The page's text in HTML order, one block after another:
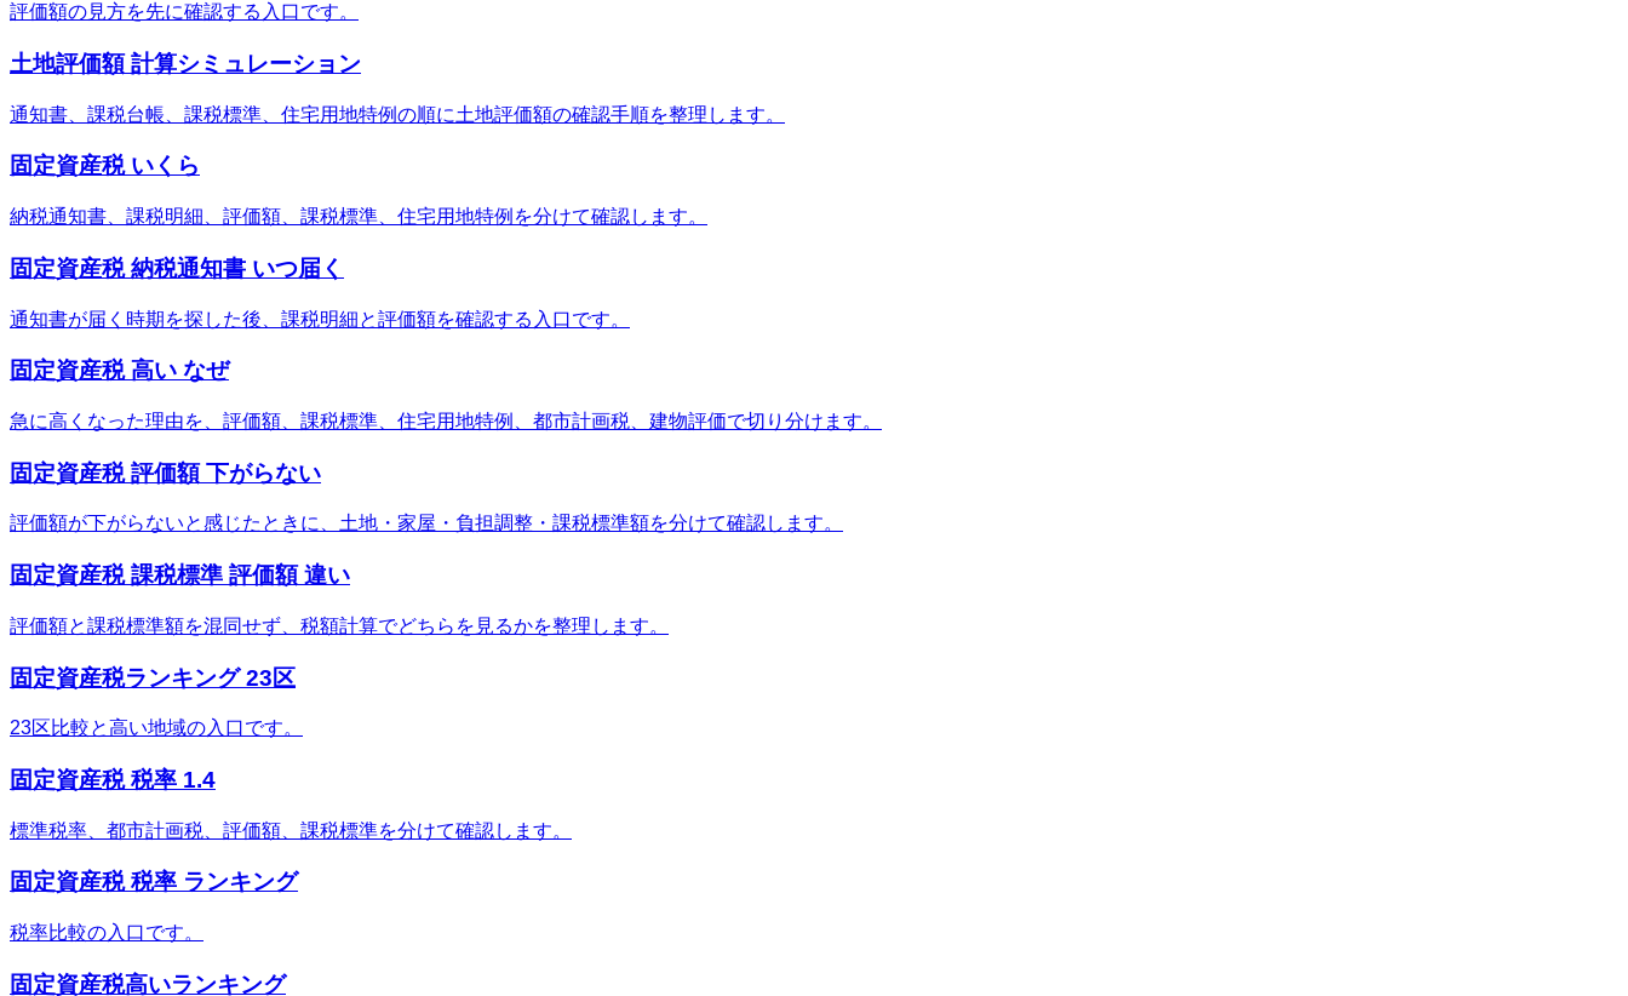
評価額の見方を先に確認する入口です。
土地評価額 計算シミュレーション
通知書、課税台帳、課税標準、住宅用地特例の順に土地評価額の確認手順を整理します。
固定資産税 いくら
納税通知書、課税明細、評価額、課税標準、住宅用地特例を分けて確認します。
固定資産税 納税通知書 いつ届く
通知書が届く時期を探した後、課税明細と評価額を確認する入口です。
固定資産税 高い なぜ
急に高くなった理由を、評価額、課税標準、住宅用地特例、都市計画税、建物評価で切り分けます。
固定資産税 評価額 下がらない
評価額が下がらないと感じたときに、土地・家屋・負担調整・課税標準額を分けて確認します。
固定資産税 課税標準 評価額 違い
評価額と課税標準額を混同せず、税額計算でどちらを見るかを整理します。
固定資産税ランキング 23区
23区比較と高い地域の入口です。
固定資産税 税率 1.4
標準税率、都市計画税、評価額、課税標準を分けて確認します。
固定資産税 税率 ランキング
税率比較の入口です。
固定資産税高いランキング